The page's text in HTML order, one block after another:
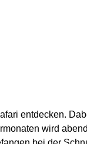
entdecken.
wird